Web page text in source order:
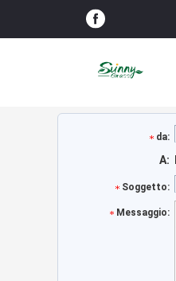
da:
A:
Soggetto:
Messaggio: